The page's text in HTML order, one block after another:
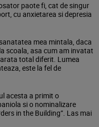
paote fi, cat de singur
cu anxietarea si depresia
mea mintala, daca
scoala, asa cum am invatat
total diferit. Lumea
este la fel de
acesta a primit o
si o nominalizare
in the Building”. Las mai